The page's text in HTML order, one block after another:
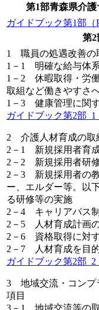
第1部青森県介
ガイドブック第1部（
第2
1 職員の処遇改善の
1－1 明確な給与体
1－2 休暇取得・労
取組など働きやすさ
1－3 健康管理に関
ガイドブック第2部_1
2 介護人材育成の取
2－1 新規採用者育
2－2 新規採用者研
2－3 新規採用者の
ー、エルダー等。以
る研修等の実施
2－4 キャリアパス
2－5 人材育成計画
2－6 資格取得に対
2－7 人材育成を目
ガイドブック第2部_2
3 地域交流・コンプ
項目
3－1 地域交流等の